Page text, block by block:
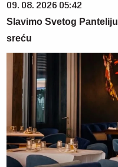
09. 08. 2026 05:42
Slavimo Svetog
sreću